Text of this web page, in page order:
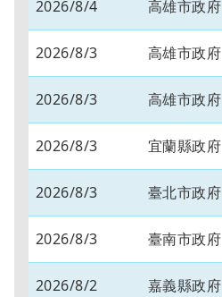
2026/8/4 高雄市政府
2026/8/3 高雄市政府
2026/8/3 高雄市政府
2026/8/3 宜蘭縣政府
2026/8/3 臺北市政府
2026/8/3 臺南市政府
2026/8/2 嘉義縣政府